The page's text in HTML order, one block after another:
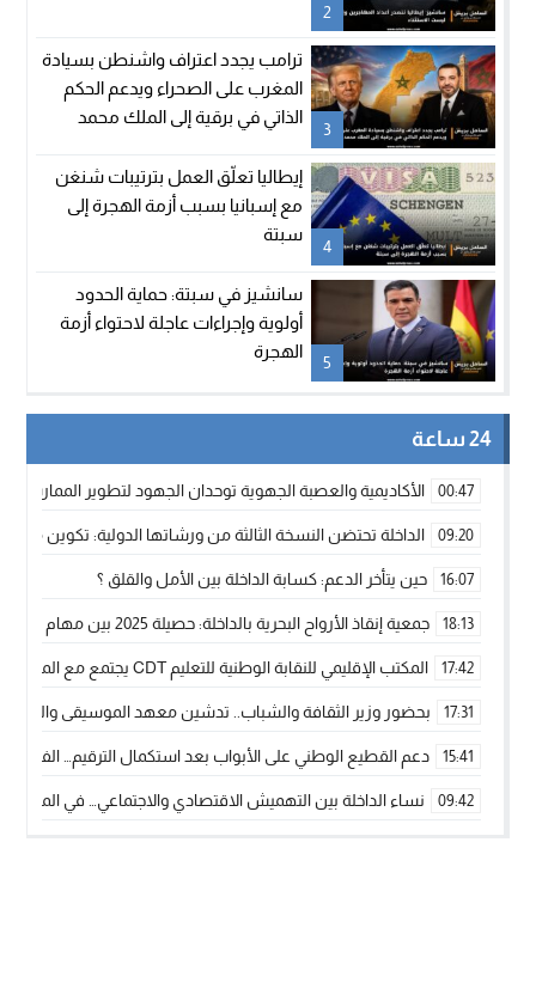
2
3
ترامب يجدد اعتراف واشنطن بسيادة
المغرب على الصحراء ويدعم الحكم
الذاتي في برقية إلى الملك محمد
4
إيطاليا تعلّق العمل بترتيبات شنغن
مع إسبانيا بسبب أزمة الهجرة إلى
سبتة
5
سانشيز في سبتة: حماية الحدود
أولوية وإجراءات عاجلة لاحتواء أزمة
الهجرة
24 ساعة
00:47 الأكاديمية والعصبة الجهوية توحدان الجهود لتطوير الممارسة
09:20 الداخلة تحتضن النسخة الثالثة من ورشاتها الدولية: تكوين
16:07 حين يتأخر الدعم: كسابة الداخلة بين الأمل والقلق ؟
18:13 جمعية إنقاذ الأرواح البحرية بالداخلة: حصيلة 2025 بين مهام الإنقاذ ومشروع “دار البحار”
17:42 المكتب الإقليمي للنقابة الوطنية للتعليم CDT يجتمع مع المدير الإقليمي لمناقشة ملفات جوهرية لنساء ورجال التعليم
17:31 بحضور وزير الثقافة والشباب.. تدشين معهد الموسيقى والفنون
15:41 دعم القطيع الوطني على الأبواب بعد استكمال الترقيم…
09:42 نساء الداخلة بين التهميش الاقتصادي والاجتماعي… في المؤسسات